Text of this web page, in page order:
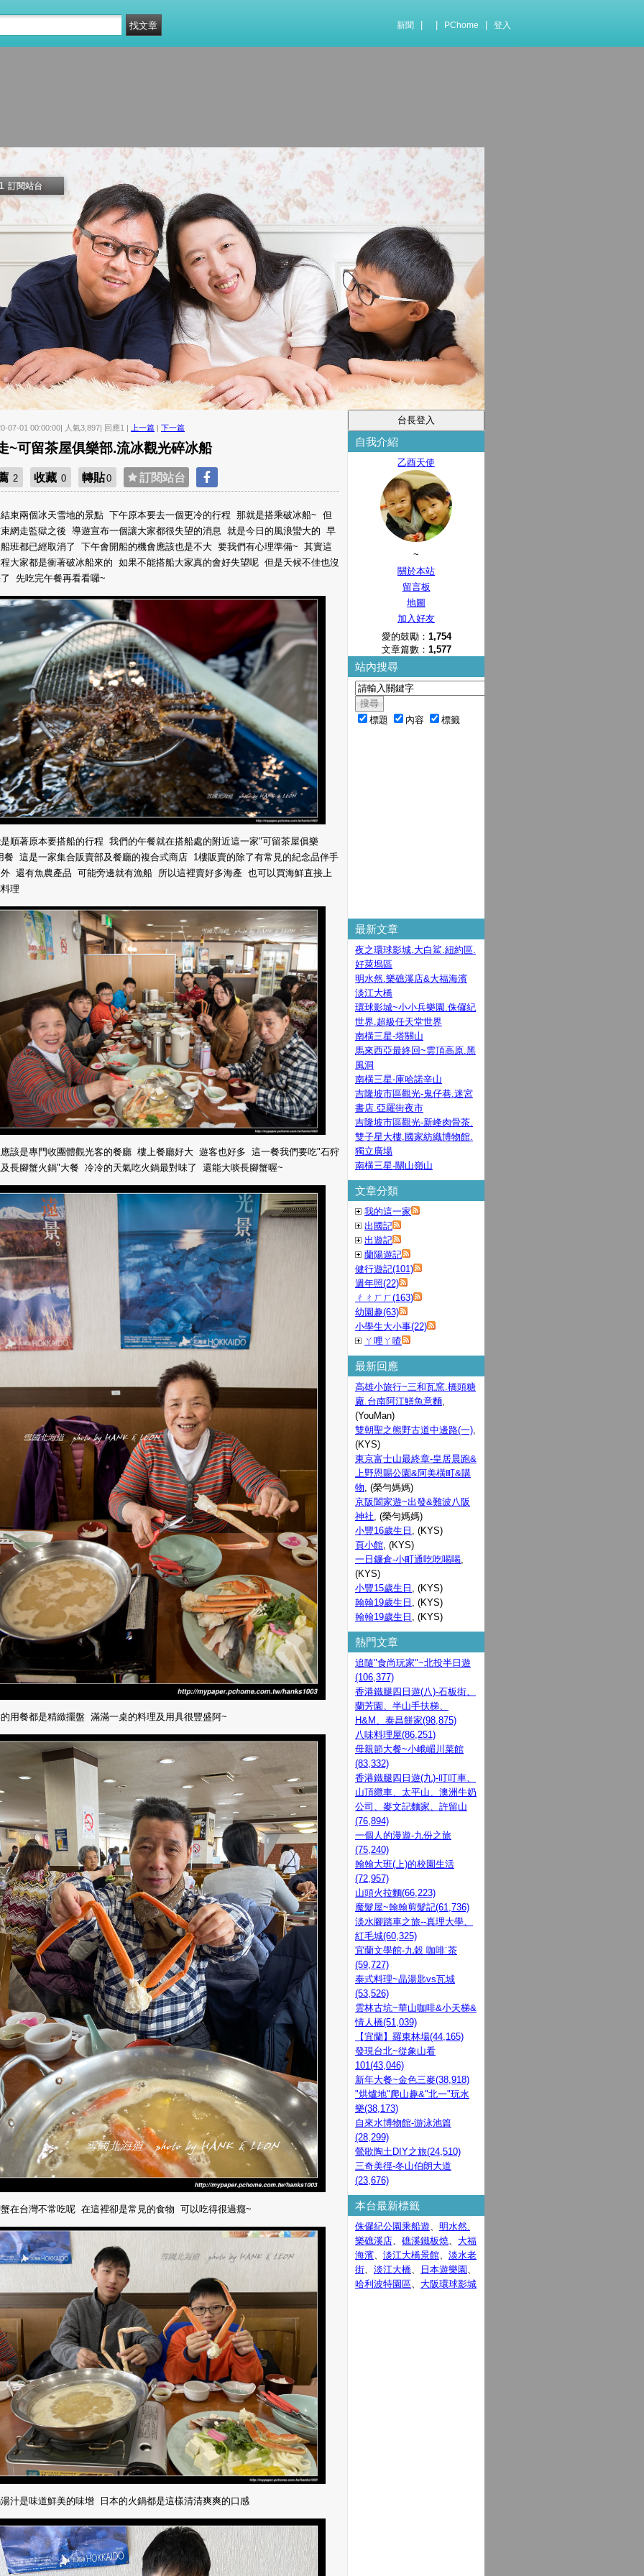
新聞 PChome 登入
訂閱站台
07-01 00:00:00| 人氣3,897| 回應1 | 上一篇 | 下一篇
~可留茶屋俱樂部.流冰觀光碎冰船
2 收藏 0 轉貼0 訂閱站台
束兩個冰天雪地的景點 下午原本要去一個更冷的行程 那就是搭乘破冰船~ 但
網走監獄之後 導遊宣布一個讓大家都很失望的消息 就是今日的風浪蠻大的 早
班都已經取消了 下午會開船的機會應該也是不大 要我們有心理準備~ 其實這
大家都是衝著破冰船來的 如果不能搭船大家真的會好失望呢 但是天候不佳也沒
先吃完午餐再看看囉~
順著原本要搭船的行程 我們的午餐就在搭船處的附近這一家"可留茶屋俱樂
餐 這是一家集合販賣部及餐廳的複合式商店 1樓販賣的除了有常見的紀念品伴手
還有魚農產品 可能旁邊就有漁船 所以這裡賣好多海產 也可以買海鮮直接上
理
該是專門收團體觀光客的餐廳 樓上餐廳好大 遊客也好多 這一餐我們要吃"石狩
長腳蟹火鍋"大餐 冷冷的天氣吃火鍋最對味了 還能大啖長腳蟹喔~
用餐都是精緻擺盤 滿滿一桌的料理及用具很豐盛阿~
在台灣不常吃呢 在這裡卻是常見的食物 可以吃得很過癮~
汁是味道鮮美的味增 日本的火鍋都是這樣清清爽爽的口感
自我介紹
乙酉天使
~
關於本站
留言板
地圖
加入好友
愛的鼓勵： 1,754
文章篇數： 1,577
站內搜尋
標題 內容 標籤
最新文章
夜之環球影城.大白鯊.紐約區.
好萊塢區
明水然.樂礁溪店&大福海濱
淡江大橋
環球影城~小小兵樂園.侏儸紀
世界.超級任天堂世界
南橫三星-塔關山
馬來西亞最終回~雲頂高原.黑
風洞
南橫三星-庫哈諾辛山
吉隆坡市區觀光-鬼仔巷.迷宮
書店.亞羅街夜市
吉隆坡市區觀光-新峰肉骨茶.
雙子星大樓.國家紡織博物館.
獨立廣場
南橫三星-關山嶺山
文章分類
我的這一家
出國記
出遊記
蘭陽遊記
健行遊記(101)
週年照(22)
ㄔㄔㄏㄏ(163)
幼園趣(63)
小學生大小事(22)
ㄚ哩ㄚ喳
最新回應
高雄小旅行~三和瓦窯.橋頭糖
廠.台南阿江鱔魚意麵,
(YouMan)
雙朝聖之熊野古道中邊路(一),
(KYS)
東京富士山最終章-皇居晨跑&
上野恩賜公園&阿美橫町&購
物, (榮勻媽媽)
京阪闔家遊~出發&難波八阪
神社, (榮勻媽媽)
小豐16歲生日 , (KYS)
頁小館, (KYS)
一日鐮倉-小町通吃吃喝喝,
(KYS)
小豐15歲生日 , (KYS)
翰翰19歲生日 , (KYS)
翰翰19歲生日 , (KYS)
熱門文章
追隨"食尚玩家"~北投半日遊
(106,377)
香港鐵腿四日遊(八)-石板街、
蘭芳園、半山手扶梯、
H&M、泰昌餅家(98,875)
八味料理屋(86,251)
母親節大餐~小峨嵋川菜館
(83,332)
香港鐵腿四日遊(九)-叮叮車、
山頂纜車、太平山、澳洲牛奶
公司、麥文記麵家、許留山
(76,894)
一個人的漫遊-九份之旅
(75,240)
翰翰大班(上)的校園生活
(72,957)
山頭火拉麵(66,223)
魔髮屋~翰翰剪髮記(61,736)
淡水腳踏車之旅--真理大學、
紅毛城(60,325)
宜蘭文學館-九穀 咖啡˙茶
(59,727)
泰式料理~晶湯匙vs瓦城
(53,526)
雲林古坑~華山咖啡&小天梯&
情人橋(51,039)
【宜蘭】羅東林場(44,165)
發現台北~從象山看
101(43,046)
新年大餐~金色三麥(38,918)
"烘爐地"爬山趣&"北一"玩水
樂(38,173)
自來水博物館-游泳池篇
(28,299)
鶯歌陶土DIY之旅(24,510)
三奇美徑-冬山伯朗大道
(23,676)
本台最新標籤
侏儸紀公園乘船遊、 明水然.
樂礁溪店、 礁溪鐵板燒、 大福
海濱、 淡江大橋景館、 淡水老
街、 淡江大橋、 日本遊樂園 、
哈利波特園區、 大阪環球影城